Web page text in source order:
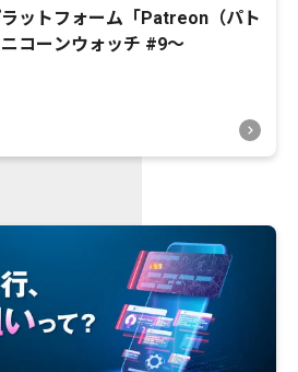
ットフォーム「Patreon（パト
コーンウォッチ #9〜